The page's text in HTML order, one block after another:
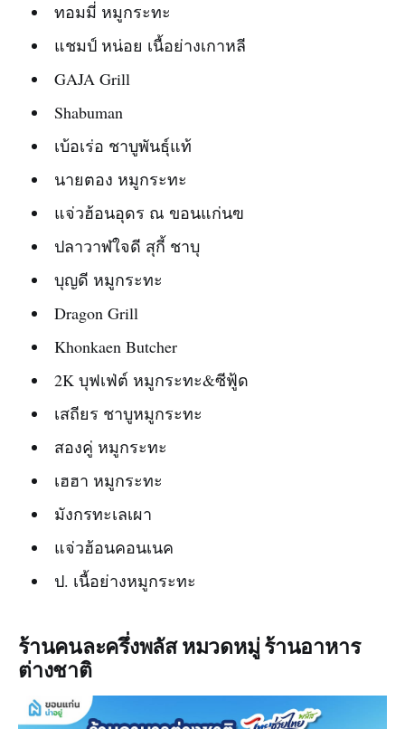
ทอมมี่ หมูกระทะ
แชมป์ หน่อย เนื้อย่างเกาหลี
GAJA Grill
Shabuman
เบ้อเร่อ ชาบูพันธุ์แท้
นายตอง หมูกระทะ
แจ่วฮ้อนอุดร ณ ขอนแก่นฃ
ปลาวาฬใจดี สุกี้ ชาบุ
บุญดี หมูกระทะ
Dragon Grill
Khonkaen Butcher
2K บุฟเฟ่ต์ หมูกระทะ&ซีฟู้ด
เสถียร ชาบูหมูกระทะ
สองคู่ หมูกระทะ
เฮฮา หมูกระทะ
มังกรทะเลเผา
แจ่วฮ้อนคอนเนค
ป. เนื้อย่างหมูกระทะ
ร้านคนละครึ่งพลัส หมวดหมู่ ร้านอาหาร
ต่างชาติ